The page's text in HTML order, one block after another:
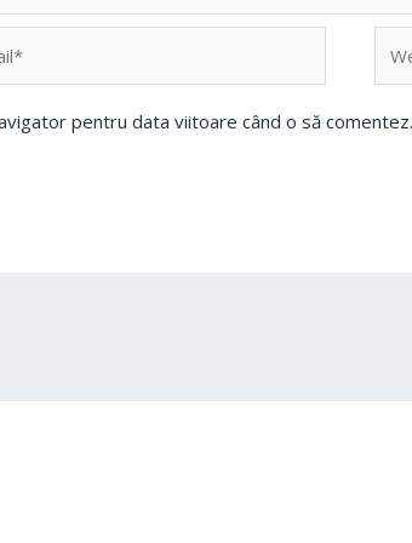
pentru data viitoare când o să comentez.